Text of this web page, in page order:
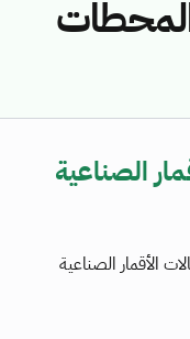
الصناعية
الأقمار الصناعية